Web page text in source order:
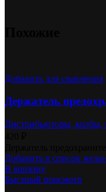
Добавить для сравнения
Держатель
Дистрибьюторы, колбы,
Добавить в список
В корзину
Быстрый просмотр